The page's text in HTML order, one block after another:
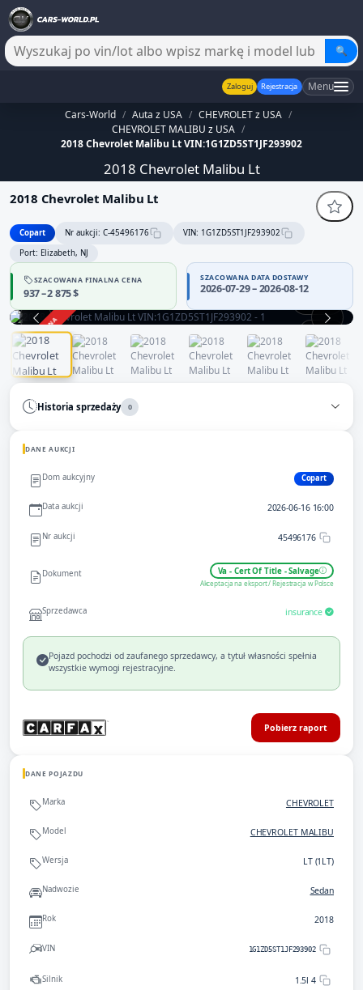
🔍
Zaloguj Rejestracja Menu
Cars-World / Auta z USA / CHEVROLET z USA /
CHEVROLET MALIBU z USA /
2018 Chevrolet Malibu Lt VIN:1G1ZD5ST1JF293902
2018 Chevrolet Malibu Lt
2018 Chevrolet Malibu Lt
Copart Nr aukcji: C-45496176
VIN: 1G1ZD5ST1JF293902
Port: Elizabeth, NJ
SZACOWANA FINALNA CENA
937 – 2 875 $
SZACOWANA DATA DOSTAWY
2026-07-29 – 2026-08-12
ZAKOŃCZONA
Historia sprzedaży 0
DANE AUKCJI
Dom aukcyjny Copart
Data aukcji 2026-06-16 16:00
Nr aukcji 45496176
Dokument Va - Cert Of Title - Salvage
Akceptacja na eksport / Rejestracja w Polsce
Sprzedawca insurance
Pojazd pochodzi od zaufanego sprzedawcy, a tytuł własności spełnia
wszystkie wymogi rejestracyjne.
Pobierz raport
DANE POJAZDU
Marka CHEVROLET
Model CHEVROLET MALIBU
Wersja LT (1LT)
Nadwozie Sedan
Rok 2018
VIN 1G1ZD5ST1JF293902
Silnik 1.5l 4